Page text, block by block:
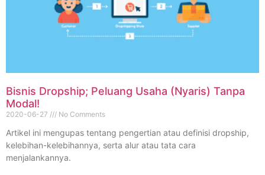
Bisnis Dropship; Peluang Usaha (Nyaris) Tanpa
Modal!
2020-06-27 No Comments
Artikel ini mengupas tentang pengertian atau definisi dropship,
kelebihan-kelebihannya, serta alur atau tata cara
menjalankannya.